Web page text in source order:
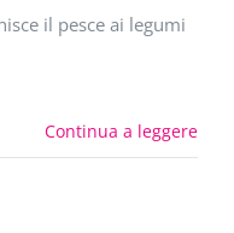
il pesce ai legumi
Continua a leggere